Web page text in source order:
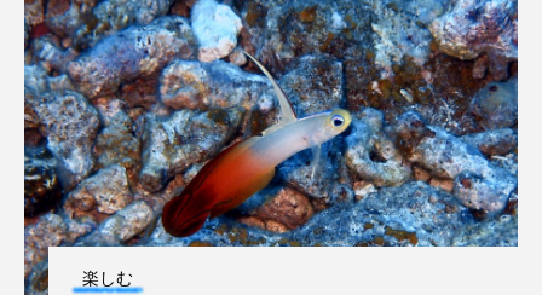
幻魚 幼体 幼生 幼魚
幼魚水族館 広島もとまち水族館 形態
微生物 採集 撮影 擬態 文化
文学 料理 新海生物 新潟市
楽しむ